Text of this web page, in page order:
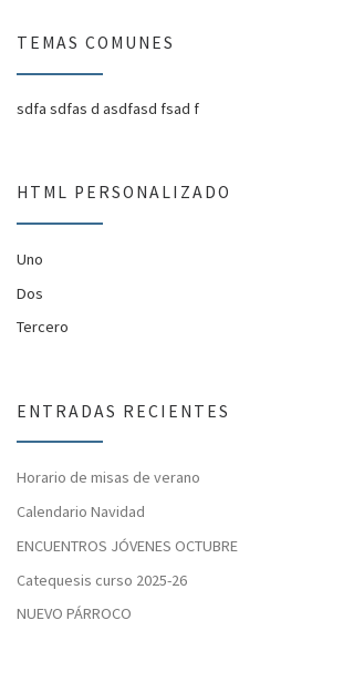
TEMAS COMUNES
sdfa sdfas d asdfasd fsad f
HTML PERSONALIZADO
Uno
Dos
Tercero
ENTRADAS RECIENTES
Horario de misas de verano
Calendario Navidad
ENCUENTROS JÓVENES OCTUBRE
Catequesis curso 2025-26
NUEVO PÁRROCO